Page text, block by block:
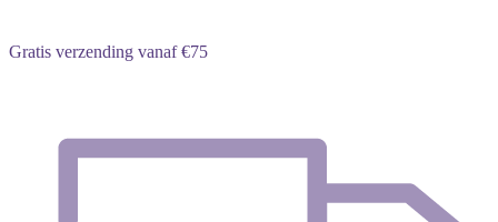
Gratis verzending vanaf €75